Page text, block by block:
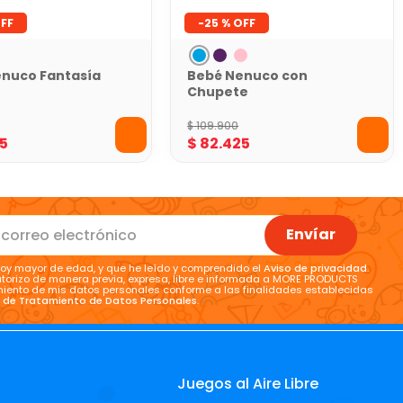
Fantasía
-25 %
Bebé Nenuco con
Chupete
$109.900
$ 82.425
Envíar
mayor de edad, y que he leído y comprendido elAviso de privacidad.
de manera previa, expresa, libre e informada a MORE PRODUCTS
de mis datos personales conforme a las finalidades establecidas
Tratamiento de Datos Personales.
Juegos al Aire Libre